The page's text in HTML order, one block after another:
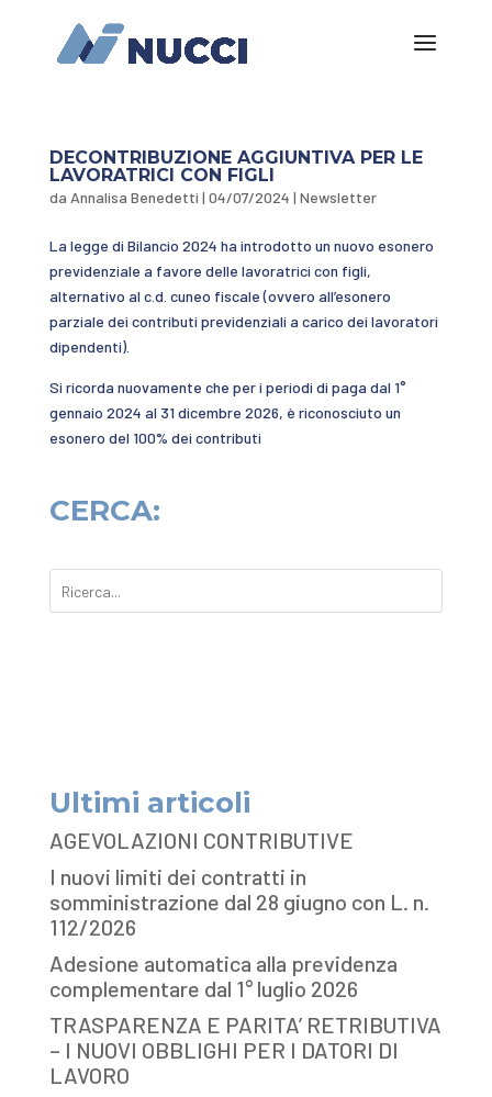
DECONTRIBUZIONE AGGIUNTIVA PER LE
LAVORATRICI CON FIGLI
da Annalisa Benedetti | 04/07/2024 | Newsletter
La legge di Bilancio 2024 ha introdotto un nuovo esonero
previdenziale a favore delle lavoratrici con figli,
alternativo al c.d. cuneo fiscale (ovvero all’esonero
parziale dei contributi previdenziali a carico dei lavoratori
dipendenti).
Si ricorda nuovamente che per i periodi di paga dal 1°
gennaio 2024 al 31 dicembre 2026, è riconosciuto un
esonero del 100% dei contributi
CERCA:
Ultimi articoli
AGEVOLAZIONI CONTRIBUTIVE
I nuovi limiti dei contratti in
somministrazione dal 28 giugno con L. n.
112/2026
Adesione automatica alla previdenza
complementare dal 1° luglio 2026
TRASPARENZA E PARITA’ RETRIBUTIVA
– I NUOVI OBBLIGHI PER I DATORI DI
LAVORO